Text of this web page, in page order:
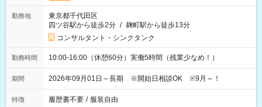
勤務地
東京都千代田区
四ツ谷駅から徒歩2分 / 麹町駅から徒歩13分
コンサルタント・シンクタンク
勤務時間 10:00-16:00（休憩60分）実働5時間（残業少なめ！）
期間 2026年09月01日～長期 ※開始日相談OK ※9月～！
特徴 履歴書不要 / 服装自由